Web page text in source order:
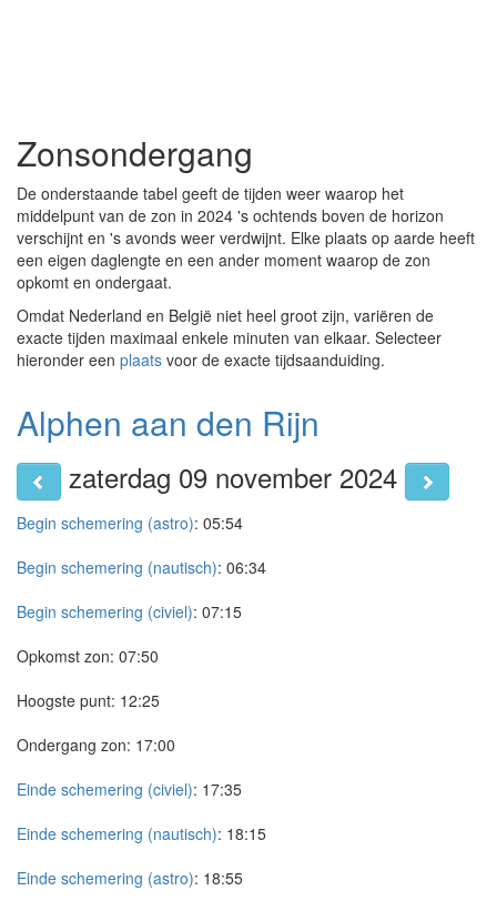
Zonsondergang
De onderstaande tabel geeft de tijden weer waarop het
middelpunt van de zon in 2024 's ochtends boven de horizon
verschijnt en 's avonds weer verdwijnt. Elke plaats op aarde heeft
een eigen daglengte en een ander moment waarop de zon
opkomt en ondergaat.
Omdat Nederland en België niet heel groot zijn, variëren de
exacte tijden maximaal enkele minuten van elkaar. Selecteer
hieronder een plaats voor de exacte tijdsaanduiding.
Alphen aan den Rijn
zaterdag 09 november 2024
Begin schemering (astro): 05:54
Begin schemering (nautisch): 06:34
Begin schemering (civiel): 07:15
Opkomst zon: 07:50
Hoogste punt: 12:25
Ondergang zon: 17:00
Einde schemering (civiel): 17:35
Einde schemering (nautisch): 18:15
Einde schemering (astro): 18:55